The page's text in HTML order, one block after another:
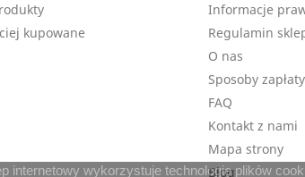
kupowane
Informacje
Regulamin
O nas
Sposoby zapłaty
FAQ
Kontakt z nami
Mapa strony
Blog
internetowy wykorzystuje technologię plików